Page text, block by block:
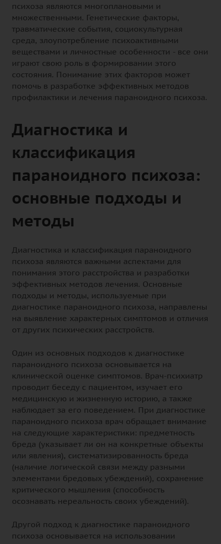
психоза являются многоплановыми и
множественными. Генетические факторы,
травматические события, социокультурная
среда, злоупотребление психоактивными
веществами и личностные особенности - все они
играют свою роль в формировании этого
состояния. Понимание этих факторов может
помочь в разработке эффективных методов
профилактики и лечения параноидного психоза.
Диагностика и
классификация
параноидного психоза:
основные подходы и
методы
Диагностика и классификация параноидного
психоза являются важными аспектами для
понимания этого расстройства и разработки
эффективных методов лечения. Основные
подходы и методы, используемые при
диагностике параноидного психоза, направлены
на выявление характерных симптомов и отличия
от других психических расстройств.
Один из основных подходов к диагностике
параноидного психоза основывается на
клинической оценке симптомов. Врач-психиатр
проводит беседу с пациентом, изучает его
медицинскую и жизненную историю, а также
наблюдает за его поведением. При диагностике
параноидного психоза врач обращает внимание
на следующие характеристики: предметность
бреда (указывает ли он на конкретные объекты
или явления), систематизированность бреда
(наличие логической связи между разными
элементами бредовых убеждений), сохранение
критического мышления (способность
осознавать нереальность своих убеждений).
Другой подход к диагностике параноидного
психоза основывается на использовании